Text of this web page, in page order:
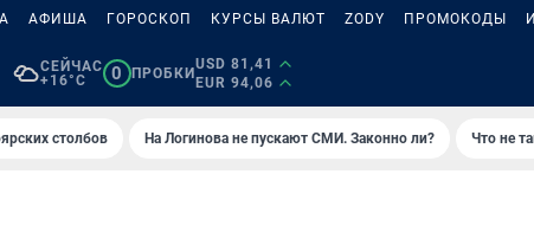
АФИША ГОРОСКОП КУРСЫ ВАЛЮТ ZODY ПРОМОКОДЫ
СЕЙЧАС
+16°C
0 ПРОБКИ
USD 81,41
EUR 94,06
столбов На Логинова не пускают СМИ. Законно ли? Что не